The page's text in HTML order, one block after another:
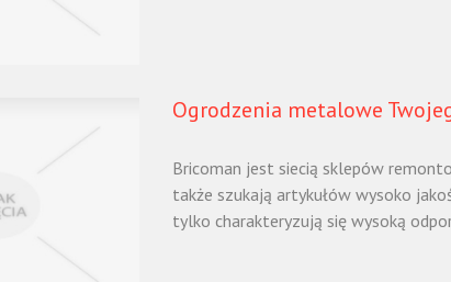
Ogrodzenia metalowe
Bricoman jest siecią sklepów
także szukają artykułów wysoko
tylko charakteryzują się wysoką